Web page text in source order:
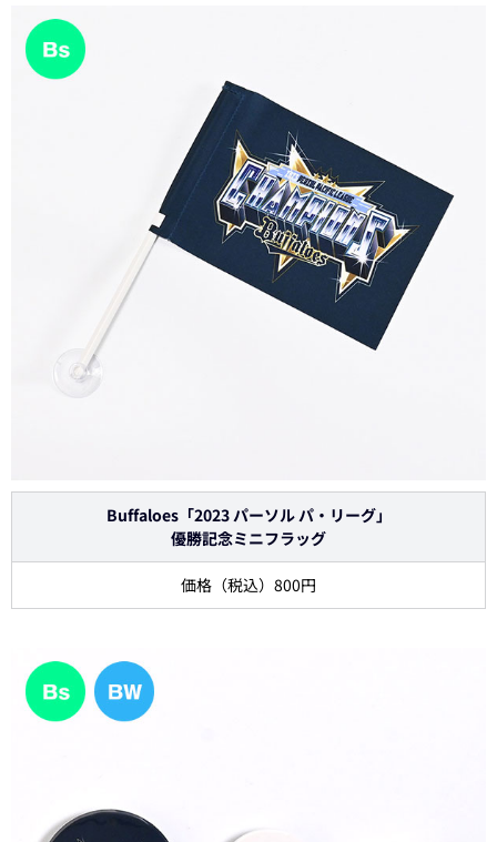
Buffaloes「2023 パーソル パ・リーグ」
優勝記念ミニフラッグ
価格（税込）800円